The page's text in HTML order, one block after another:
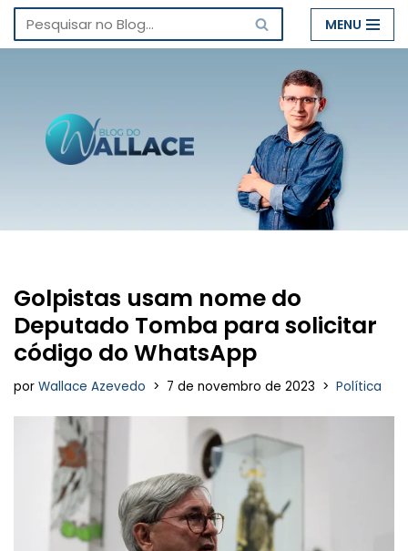
Pular
conteúdo
MENU
Golpistas usam nome do
Deputado Tomba para solicitar
código do WhatsApp
por Wallace Azevedo 7 de novembro de 2023 Política